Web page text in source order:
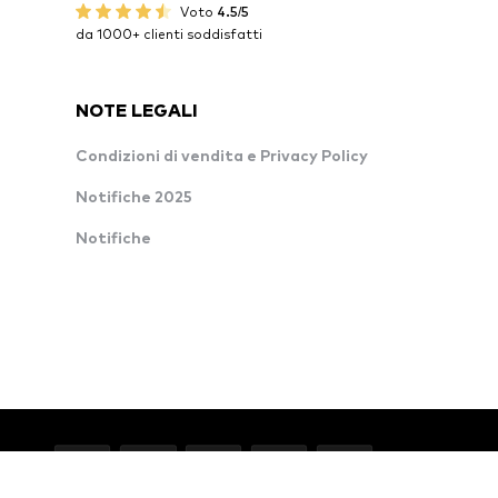
Voto 4.5/5
da 1000+ clienti soddisfatti
NOTE LEGALI
Condizioni di vendita e Privacy Policy
Notifiche 2025
Notifiche